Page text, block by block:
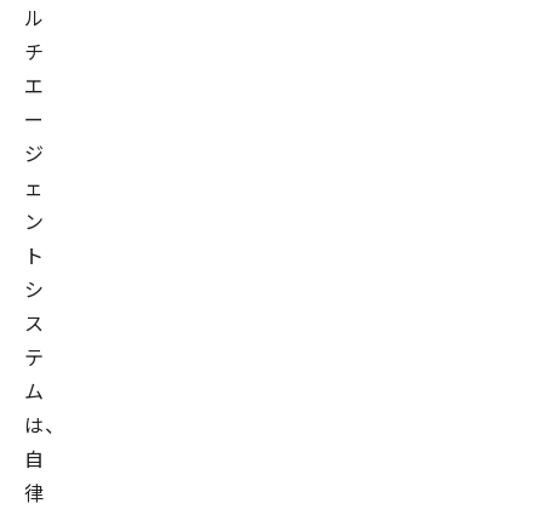
ル
チ
エ
ー
ジ
ェ
ン
ト
シ
ス
テ
ム
は、
自
律